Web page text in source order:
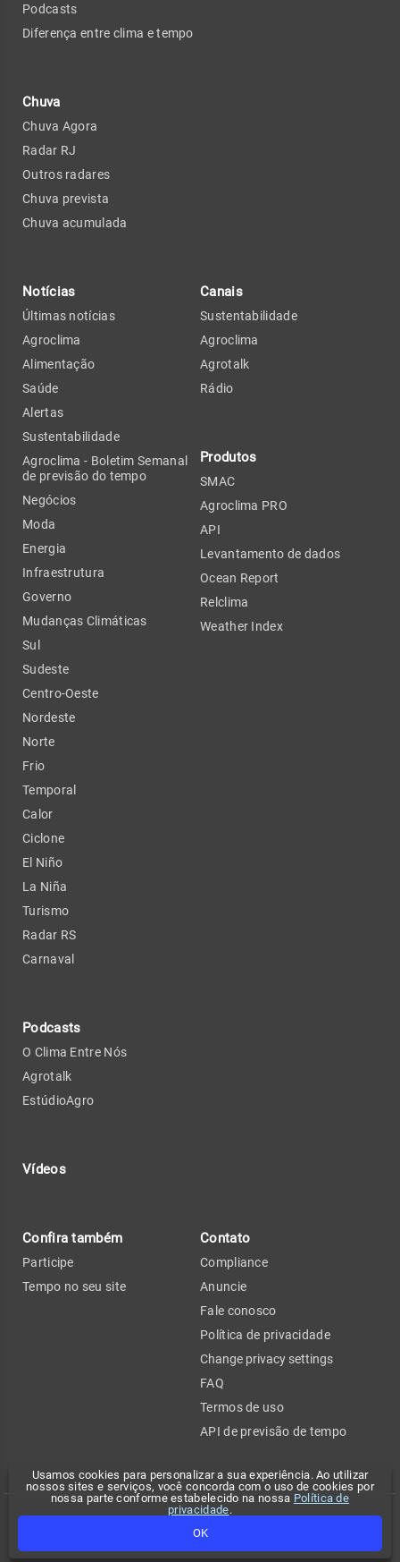
Usamos cookies para personalizar a sua experiência. Ao utilizar
nossos sites e serviços, você concorda com o uso de cookies por
nossa parte conforme estabelecido na nossa Política de
privacidade.
OK
Podcasts
Diferença entre clima e tempo
Chuva
Chuva Agora
Radar RJ
Outros radares
Chuva prevista
Chuva acumulada
Notícias
Últimas notícias
Agroclima
Alimentação
Saúde
Alertas
Sustentabilidade
Agroclima - Boletim Semanal
de previsão do tempo
Negócios
Moda
Energia
Infraestrutura
Governo
Mudanças Climáticas
Sul
Sudeste
Centro-Oeste
Nordeste
Norte
Frio
Temporal
Calor
Ciclone
El Niño
La Niña
Turismo
Radar RS
Carnaval
Podcasts
O Clima Entre Nós
Agrotalk
EstúdioAgro
Vídeos
Canais
Sustentabilidade
Agroclima
Agrotalk
Rádio
Produtos
SMAC
Agroclima PRO
API
Levantamento de dados
Ocean Report
Relclima
Weather Index
Confira também
Participe
Tempo no seu site
Contato
Compliance
Anuncie
Fale conosco
Política de privacidade
Change privacy settings
FAQ
Termos de uso
API de previsão de tempo
Copyright 2026 - Climatempo. Todos os direitos reservados.